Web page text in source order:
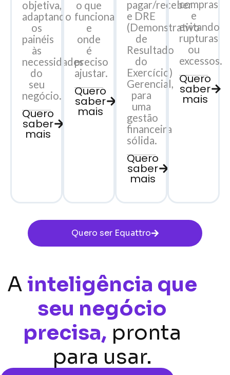
objetiva,
adaptando
os
painéis
às
necessidades
do
seu
negócio.
Quero
saber
mais
o que
funciona
e
onde
é
preciso
ajustar.
Quero
saber
mais
pagar/receber
e DRE
(Demonstrativo
de
Resultado
do
Exercício)
Gerencial,
para
uma
gestão
financeira
sólida.
Quero
saber
mais
compras
e
evitando
rupturas
ou
excessos.
Quero
saber
mais
Quero ser Equattro
A inteligência que
seu negócio
precisa, pronta
para usar.